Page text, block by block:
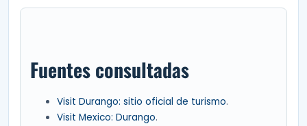
Fuentes consultadas
Visit Durango: sitio oficial de turismo.
Visit Mexico: Durango.